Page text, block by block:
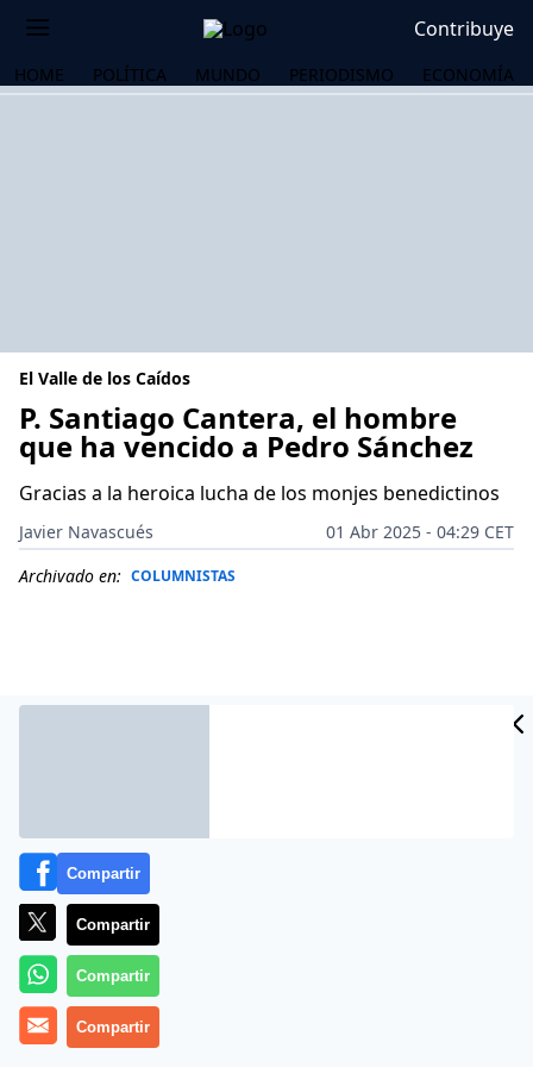
Contribuye
HOME POLÍTICA MUNDO PERIODISMO ECONOMÍA
El Valle de los Caídos
P. Santiago Cantera, el hombre
que ha vencido a Pedro Sánchez
Gracias a la heroica lucha de los monjes benedictinos
Javier Navascués
01 Abr 2025 - 04:29 CET
Archivado en: COLUMNISTAS
Más información
Compartir
Compartir
Compartir
Compartir